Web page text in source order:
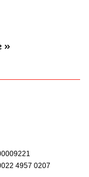
»
4957 0207